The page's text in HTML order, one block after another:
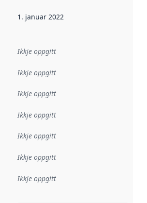
datoen seier når dataa i dette
1. januar 2022
Ikkje oppgitt
Ikkje oppgitt
Ikkje oppgitt
Ikkje oppgitt
Ikkje oppgitt
Ikkje oppgitt
Ikkje oppgitt